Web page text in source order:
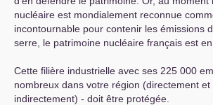
nucléaire est mondialement reconnue
incontournable pour contenir les émissions
serre, le patrimoine nucléaire français est
Cette filière industrielle avec ses 225 000
nombreux dans votre région (directement et
indirectement) - doit être protégée.